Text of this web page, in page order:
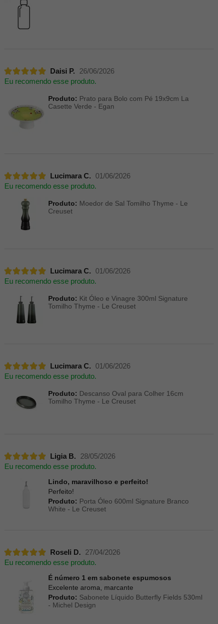
Daisi P.
26/06/2026
Eu recomendo esse produto.
Produto: Prato para Bolo com Pé 19x9cm La
Casette Verde - Egan
Lucimara C.
01/06/2026
Eu recomendo esse produto.
Produto: Moedor de Sal Tomilho Thyme - Le
Creuset
Lucimara C.
01/06/2026
Eu recomendo esse produto.
Produto: Kit Óleo e Vinagre 300ml Signature
Tomilho Thyme - Le Creuset
Lucimara C.
01/06/2026
Eu recomendo esse produto.
Produto: Descanso Oval para Colher 16cm
Tomilho Thyme - Le Creuset
Ligia B.
28/05/2026
Eu recomendo esse produto.
Lindo, maravilhoso e perfeito!
Perfeito!
Produto: Porta Óleo 600ml Signature Branco
White - Le Creuset
Roseli D.
27/04/2026
Eu recomendo esse produto.
É número 1 em sabonete espumosos
Excelente aroma, marcante
Produto: Sabonete Líquido Butterfly Fields 530ml
- Michel Design